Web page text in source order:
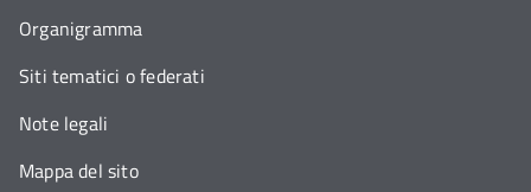
Organigramma
Siti tematici o federati
Note legali
Mappa del sito